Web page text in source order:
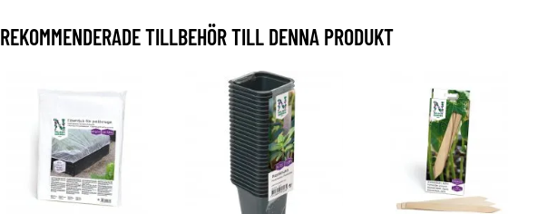
REKOMMENDERADE TILLBEHÖR TILL DENNA PRODUKT